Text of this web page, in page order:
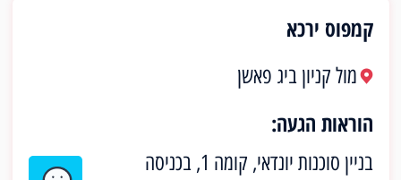
קמפוס ירכא
מול קניון ביג פאשן
הוראות הגעה:
בניין סוכנות יונדאי, קומה 1, בכניסה